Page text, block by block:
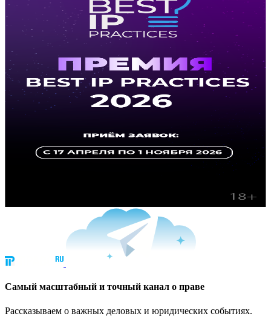
Cамый масштабный и точный канал о праве
Рассказываем о важных деловых и юридических событиях.